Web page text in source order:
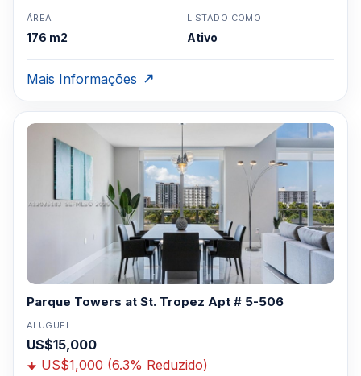
ÁREA
176 m2
LISTADO COMO
Ativo
Mais Informações
Parque Towers at St. Tropez Apt # 5-506
ALUGUEL
US$15,000
US$1,000 (6.3% Reduzido)